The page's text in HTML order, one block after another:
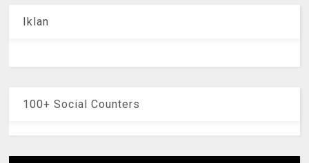
Iklan
100+ Social Counters